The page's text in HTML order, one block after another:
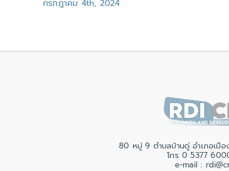
กรกฎาคม 4th, 2024
80 หมู่ 9 ตำบลบ้านดู่ อำเภอเมือ
โทร 0 5377
e-mail :